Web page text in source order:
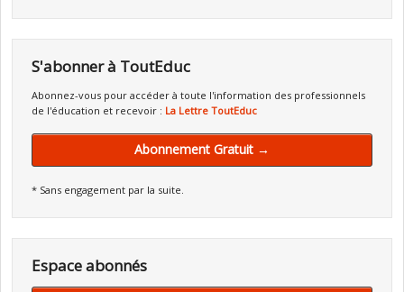
S'abonner à ToutEduc
Abonnez-vous pour accéder à toute l'information des professionnels
de l'éducation et recevoir : La Lettre ToutEduc
Abonnement Gratuit →
* Sans engagement par la suite.
Espace abonnés